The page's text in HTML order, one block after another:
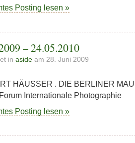
Posting lesen »
– 24.05.2010
in aside am 28. Juni 2009
HÄUSSER . DIE BERLINER
Internationale Photographie
Posting lesen »